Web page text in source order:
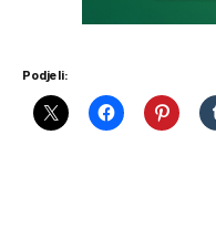
Podjeli: